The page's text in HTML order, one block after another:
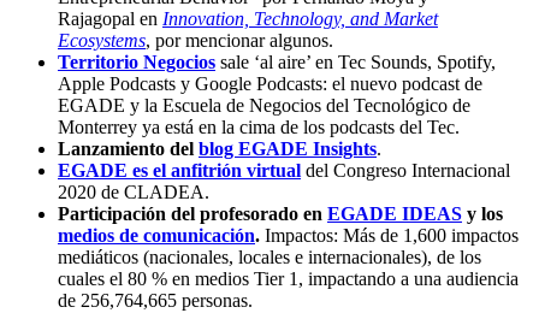
Rajagopal en Innovation, Technology, and Market
Ecosystems, por mencionar algunos.
Territorio Negocios sale ‘al aire’ en Tec Sounds, Spotify,
Apple Podcasts y Google Podcasts: el nuevo podcast de
EGADE y la Escuela de Negocios del Tecnológico de
Monterrey ya está en la cima de los podcasts del Tec.
Lanzamiento del blog EGADE Insights.
EGADE es el anfitrión virtual del Congreso Internacional
2020 de CLADEA.
Participación del profesorado en EGADE IDEAS y los
medios de comunicación. Impactos: Más de 1,600 impactos
mediáticos (nacionales, locales e internacionales), de los
cuales el 80 % en medios Tier 1, impactando a una audiencia
de 256,764,665 personas.